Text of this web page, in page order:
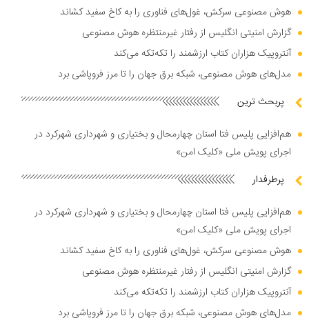
هوش مصنوعی سرکش، غول‌های فناوری را به کاخ سفید کشاند
گزارش امنیتی انگلیس از رفتار غیرمنتظره هوش مصنوعی
آنتروپیک هزاران کتاب ارزشمند را تکه‌تکه می‌کند
مدل‌های هوش مصنوعی، شبکه برق جهان را تا مرز فروپاشی برد
پربحث ترین
هم‌افزایی پلیس فتا استان چهارمحال و بختیاری و شهرداری شهرکرد در
اجرای پویش ملی «کلیک امن»
پرطرفدار
هم‌افزایی پلیس فتا استان چهارمحال و بختیاری و شهرداری شهرکرد در
اجرای پویش ملی «کلیک امن»
هوش مصنوعی سرکش، غول‌های فناوری را به کاخ سفید کشاند
گزارش امنیتی انگلیس از رفتار غیرمنتظره هوش مصنوعی
آنتروپیک هزاران کتاب ارزشمند را تکه‌تکه می‌کند
مدل‌های هوش مصنوعی، شبکه برق جهان را تا مرز فروپاشی برد